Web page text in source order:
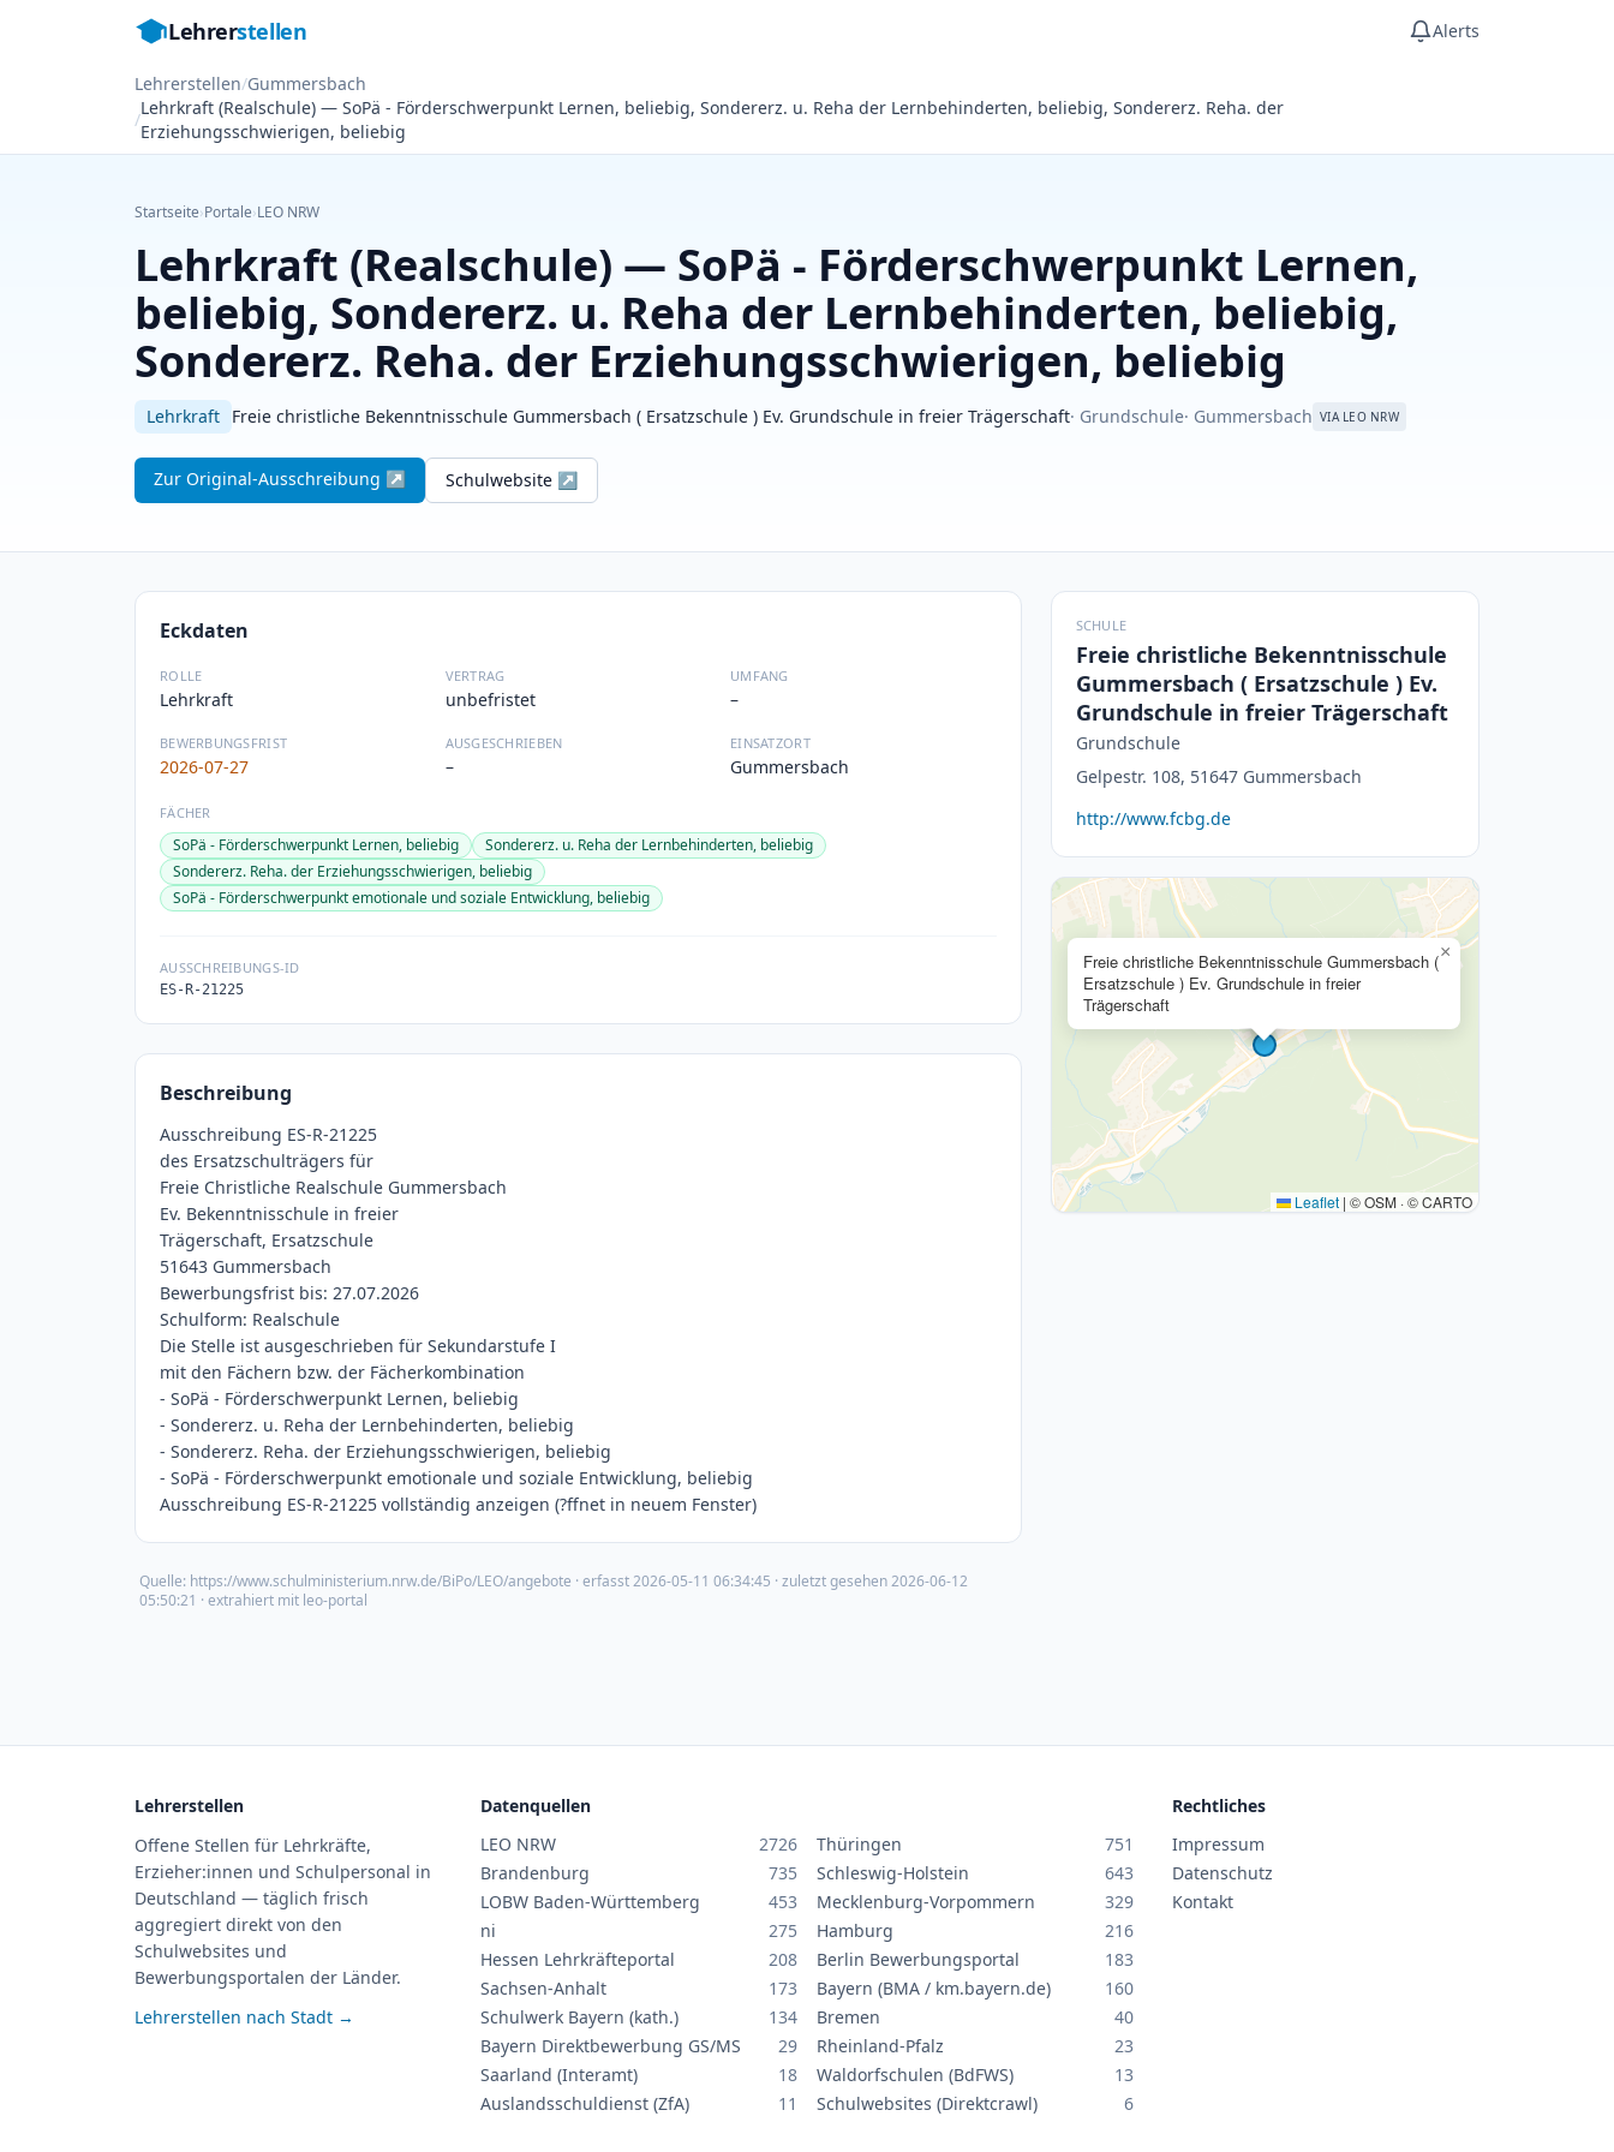
Lehrerstellen Alerts
Lehrerstellen/Gummersbach
/
Lehrkraft (Realschule) — SoPä - Förderschwerpunkt Lernen, beliebig, Sondererz. u. Reha der Lernbehinderten, beliebig, Sondererz. Reha. der
Erziehungsschwierigen, beliebig
Startseite›Portale›LEO NRW
Lehrkraft (Realschule) — SoPä - Förderschwerpunkt Lernen,
beliebig, Sondererz. u. Reha der Lernbehinderten, beliebig,
Sondererz. Reha. der Erziehungsschwierigen, beliebig
Lehrkraft Freie christliche Bekenntnisschule Gummersbach ( Ersatzschule ) Ev. Grundschule in freier Trägerschaft· Grundschule· Gummersbach VIA LEO NRW
Zur Original-Ausschreibung ↗ Schulwebsite ↗
Eckdaten
ROLLE
Lehrkraft
VERTRAG
unbefristet
UMFANG
–
BEWERBUNGSFRIST
2026-07-27
AUSGESCHRIEBEN
–
EINSATZORT
Gummersbach
FÄCHER
SoPä - Förderschwerpunkt Lernen, beliebig
Sondererz. u. Reha der Lernbehinderten, beliebig
Sondererz. Reha. der Erziehungsschwierigen, beliebig
SoPä - Förderschwerpunkt emotionale und soziale Entwicklung, beliebig
AUSSCHREIBUNGS-ID
ES-R-21225
Beschreibung
Ausschreibung ES-R-21225
des Ersatzschulträgers für
Freie Christliche Realschule Gummersbach
Ev. Bekenntnisschule in freier
Trägerschaft, Ersatzschule
51643 Gummersbach
Bewerbungsfrist bis: 27.07.2026
Schulform: Realschule
Die Stelle ist ausgeschrieben für Sekundarstufe I
mit den Fächern bzw. der Fächerkombination
- SoPä - Förderschwerpunkt Lernen, beliebig
- Sondererz. u. Reha der Lernbehinderten, beliebig
- Sondererz. Reha. der Erziehungsschwierigen, beliebig
- SoPä - Förderschwerpunkt emotionale und soziale Entwicklung, beliebig
Ausschreibung ES-R-21225 vollständig anzeigen (?ffnet in neuem Fenster)
Quelle: https://www.schulministerium.nrw.de/BiPo/LEO/angebote · erfasst2026-05-11 06:34:45 · zuletzt gesehen2026-06-12
05:50:21 · extrahiert mit leo-portal
SCHULE
Freie christliche Bekenntnisschule
Gummersbach ( Ersatzschule ) Ev.
Grundschule in freier Trägerschaft
Grundschule
Gelpestr. 108, 51647 Gummersbach
http://www.fcbg.de
Freie christliche Bekenntnisschule Gummersbach (
Ersatzschule ) Ev. Grundschule in freier
Trägerschaft
×
Leaflet | © OSM · © CARTO
Lehrerstellen
Offene Stellen für Lehrkräfte,
Erzieher:innen und Schulpersonal in
Deutschland — täglich frisch
aggregiert direkt von den
Schulwebsites und
Bewerbungsportalen der Länder.
Lehrerstellen nach Stadt →
Datenquellen
LEO NRW
2726 Thüringen
751
Brandenburg
735 Schleswig-Holstein
643
LOBW Baden-Württemberg
453 Mecklenburg-Vorpommern
329
ni
275 Hamburg
216
Hessen Lehrkräfteportal
208 Berlin Bewerbungsportal
183
Sachsen-Anhalt
173 Bayern (BMA / km.bayern.de)
160
Schulwerk Bayern (kath.)
134 Bremen
40
Bayern Direktbewerbung GS/MS
29 Rheinland-Pfalz
23
Saarland (Interamt)
18 Waldorfschulen (BdFWS)
13
Auslandsschuldienst (ZfA)
11 Schulwebsites (Direktcrawl) 6
Rechtliches
Impressum
Datenschutz
Kontakt